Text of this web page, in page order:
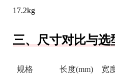
17.2kg
三、尺寸对比与选
规格 长度(mm) 宽